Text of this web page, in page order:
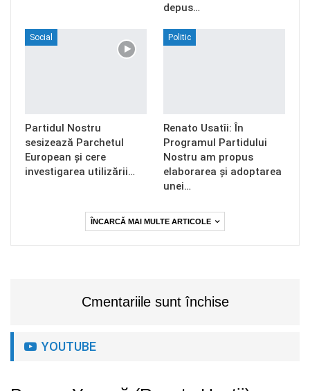
depus…
Social
Partidul Nostru
sesizează Parchetul
European și cere
investigarea utilizării…
Politic
Renato Usatîi: În
Programul Partidului
Nostru am propus
elaborarea și adoptarea
unei…
ÎNCARCĂ MAI MULTE ARTICOLE
Cmentariile sunt închise
YOUTUBE